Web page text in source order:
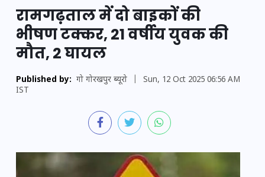
रामगढ़ताल में दो बाइकों की
भीषण टक्कर, 21 वर्षीय युवक की
मौत, 2 घायल
Published by: गो गोरखपुर ब्यूरो
Sun, 12 Oct 2025 06:56 AM
IST